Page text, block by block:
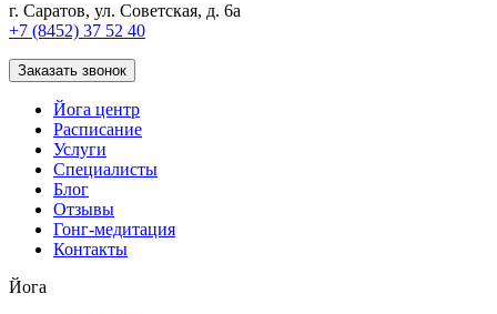
г. Саратов, ул. Советская, д. 6а
+7 (8452) 37 52 40
Заказать звонок
Йога центр
Расписание
Услуги
Специалисты
Блог
Отзывы
Гонг-медитация
Контакты
Йога